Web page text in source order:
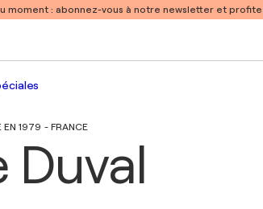
moment : abonnez-vous à notre newsletter et
EN 1979 - FRANCE
Duval